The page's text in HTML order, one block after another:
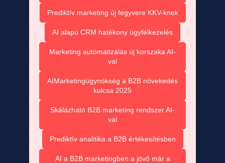
Prediktív marketing új fegyvere KKV-knek
AI alapú CRM hatékony ügyfélkezelés
Marketing automatizálás új korszaka AI-
val
AIMarketingügynökség a B2B növekedés
kulcsa 2025
Skálázható B2B marketing rendszer AI-
val
Prediktív analitika a B2B értékesítésben
AI a B2B marketingben a jövő már a